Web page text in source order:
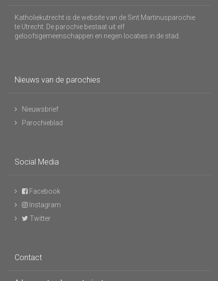
Katholiekutrecht is de website van de Sint Martinusparochie
te Utrecht. De parochie bestaat uit elf
geloofsgemeenschappen en negen locaties in de stad.
Nieuws van de parochies
Nieuwsbrief
Parochieblad
Social Media
Facebook
Instagram
Twitter
Contact